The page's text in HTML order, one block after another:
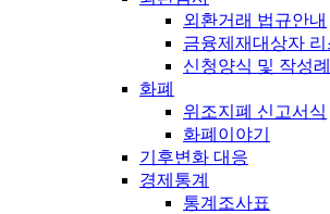
외환거래 법규안내
금융제재대상자 리
신청양식 및 작성례
화폐
위조지폐 신고서식
화폐이야기
기후변화 대응
경제통계
통계조사표